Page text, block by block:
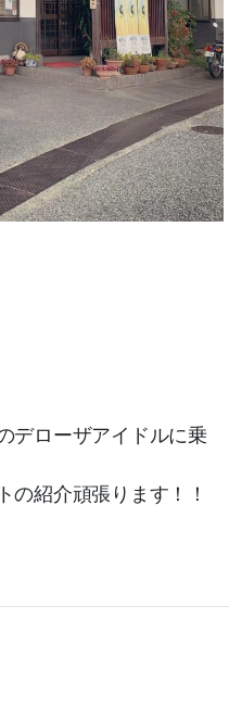
デローザアイドルに乗
の紹介頑張ります！！